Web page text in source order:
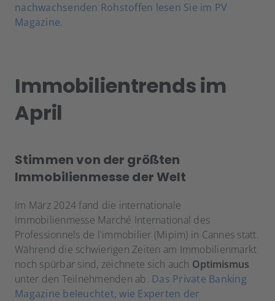
nachwachsenden Rohstoffen lesen Sie im PV
Magazine.
Immobilientrends im
April
Stimmen von der größten
Immobilienmesse der Welt
Im März 2024 fand die internationale
Immobilienmesse Marché International des
Professionnels de l'immobilier (Mipim) in Cannes statt.
Während die schwierigen Zeiten am Immobilienmarkt
noch spürbar sind, zeichnete sich auch Optimismus
unter den Teilnehmenden ab. Das Private Banking
Magazine beleuchtet, wie Experten der